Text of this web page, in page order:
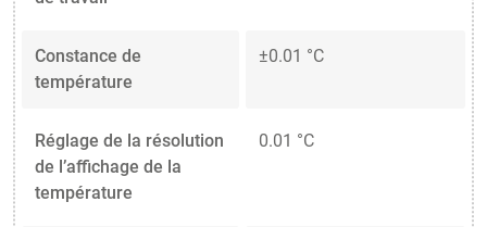
Constance de
température
±0.01 °C
Réglage de la résolution
de l’affichage de la
température
0.01 °C